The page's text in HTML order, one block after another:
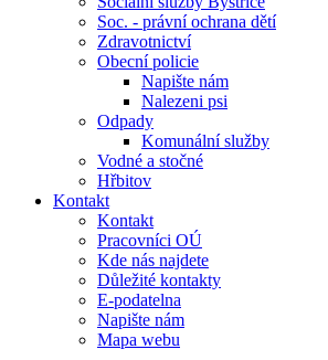
Soc. - právní ochrana dětí
Zdravotnictví
Obecní policie
Napište nám
Nalezeni psi
Odpady
Komunální služby
Vodné a stočné
Hřbitov
Kontakt
Kontakt
Pracovníci OÚ
Kde nás najdete
Důležité kontakty
E-podatelna
Napište nám
Mapa webu